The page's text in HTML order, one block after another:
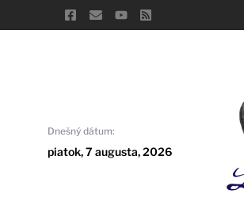
to
Dnešný dátum:
piatok, 7 augusta, 2026